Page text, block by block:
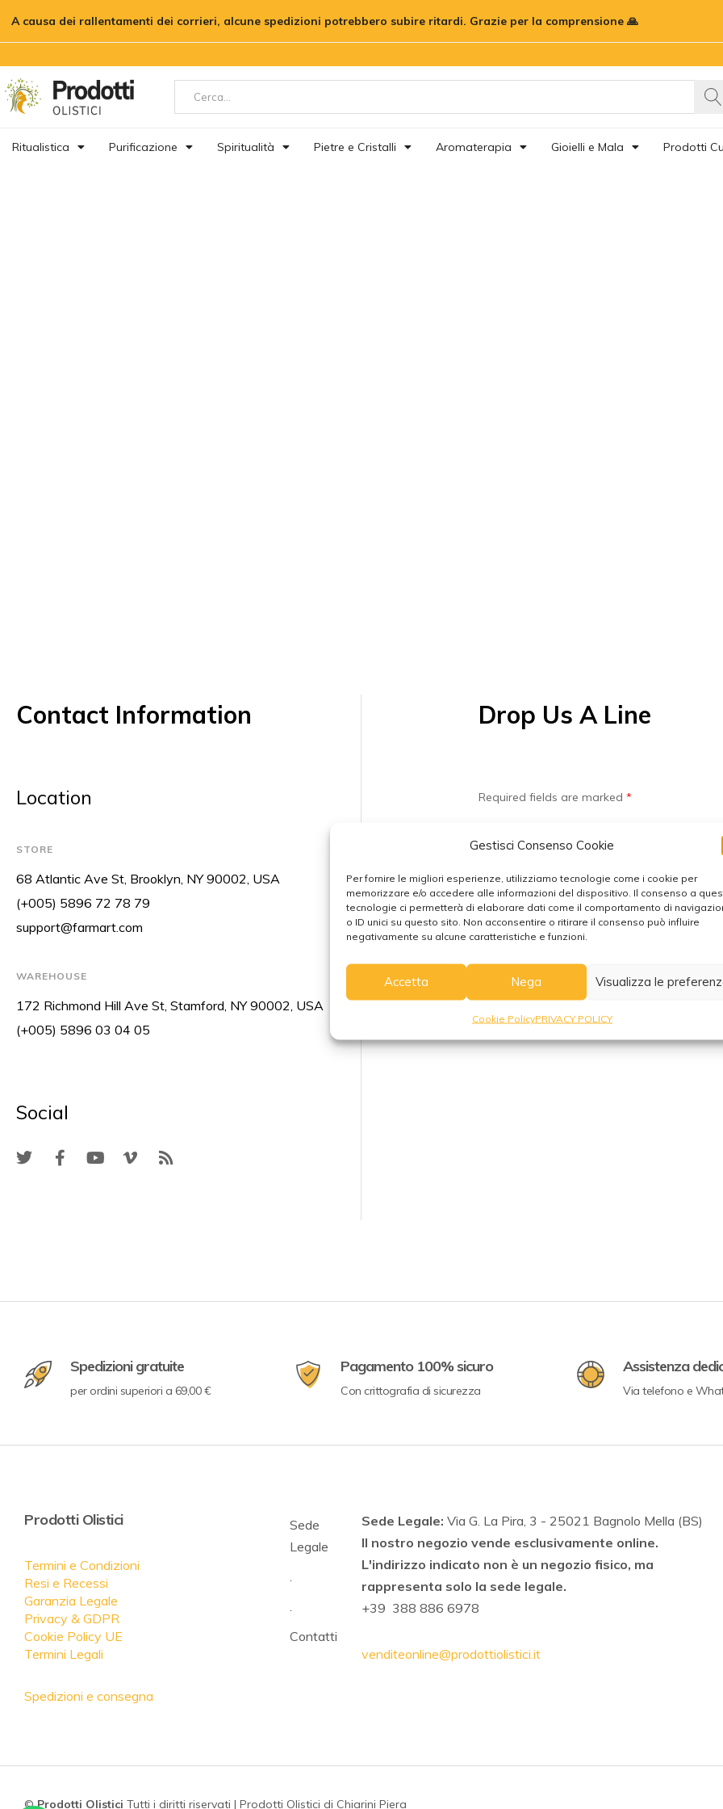
Gestisci Consenso Cookie
Per fornire le migliori esperienze, utilizziamo tecnologie come i cookie per
memorizzare e/o accedere alle informazioni del dispositivo. Il consenso a
tecnologie ci permetterà di elaborare dati come il comportamento di
o ID unici su questo sito. Non acconsentire o ritirare il consenso può influire
negativamente su alcune caratteristiche e funzioni.
Accetta Nega Visualizza le
Cookie PolicyPRIVACY POLICY
A causa dei rallentamenti dei corrieri, alcune spedizioni potrebbero subire ritardi. Grazie per la comprensione 🙏
Ritualistica Purificazione Spiritualità Pietre e Cristalli Aromaterapia Gioielli e Mala Prodotti
Contact Information
Location
STORE
68 Atlantic Ave St, Brooklyn, NY 90002, USA
(+005) 5896 72 78 79
support@farmart.com
WAREHOUSE
172 Richmond Hill Ave St, Stamford, NY 90002, USA
(+005) 5896 03 04 05
Social
Drop Us A Line
Required fields are marked *
Spedizioni gratuite
per ordini superiori a 69,00 €
Pagamento 100% sicuro
Con crittografia di sicurezza
Assistenza
Via telefono e
Prodotti Olistici
Termini e Condizioni
Resi e Recessi
Garanzia Legale
Privacy & GDPR
Cookie Policy UE
Termini Legali
Spedizioni e consegna
Sede
Legale
.
.
Contatti
Sede Legale: Via G. La Pira, 3 - 25021 Bagnolo Mella (BS)
Il nostro negozio vende esclusivamente online.
L'indirizzo indicato non è un negozio fisico, ma
rappresenta solo la sede legale.
+39 388 886 6978
venditeonline@prodottiolistici.it
©Prodotti Olistici Tutti i diritti riservati | Prodotti Olistici di Chiarini Piera